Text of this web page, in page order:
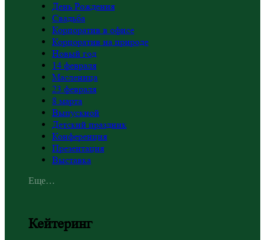
День Рождения
Свадьба
Корпоратив в офисе
Корпоратив на природе
Новый год
14 февраля
Масленица
23 февраля
8 марта
Выпускной
Детский праздник
Конференция
Презентация
Выставка
Еще…
Кейтеринг